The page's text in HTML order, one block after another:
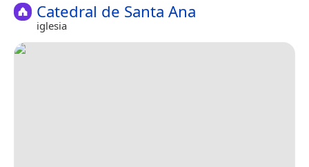
Catedral de Santa Ana
iglesia